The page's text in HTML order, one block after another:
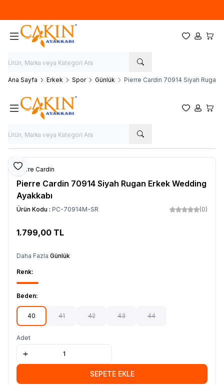
Favorilerim
Hesabım
Ana Sayfa Erkek Spor Günlük Pierre Cardin 70914 Siyah Rugan
Favorilerim
Hesabım
Favoriye Ekle
Paylaş
Pierre Cardin
Pierre Cardin 70914 Siyah Rugan Erkek Wedding
Ayakkabı
Ürün Kodu : PC-70914M-SR (0)
1.799,00 TL
Daha Fazla Günlük
Renk:
Beden:
40 41 42 43 44
Adet
SEPETE EKLE